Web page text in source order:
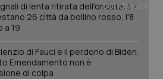
di lenta ritirata dell'ondata: il 7
26 città da bollino rosso, l'8
a 19
di Fauci e il perdono di Biden.
Emendamento non è
di colpa
www.quotidianosanita.it